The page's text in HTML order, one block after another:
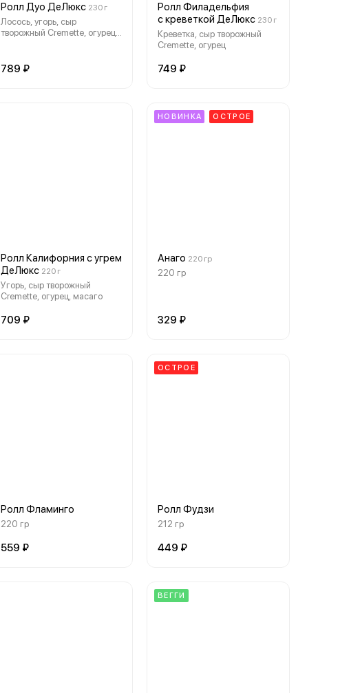
Ролл Дуо ДеЛюкс 230 г
Лосось, угорь, сыр
творожный Cremette, огурец,
789 ₽
Ролл Филадельфия
с креветкой ДеЛюкс 230 г
Креветка, сыр творожный
Cremette, огурец
749 ₽
Ролл Калифорния с угрем
ДеЛюкс 220 г
Угорь, сыр творожный
Cremette, огурец, масаго
709 ₽
НОВИНКА ОСТРОЕ
Анаго 220 гр
220 гр
329 ₽
Ролл Фламинго
220 гр
559 ₽
ОСТРОЕ
Ролл Фудзи
212 гр
449 ₽
ВЕГГИ